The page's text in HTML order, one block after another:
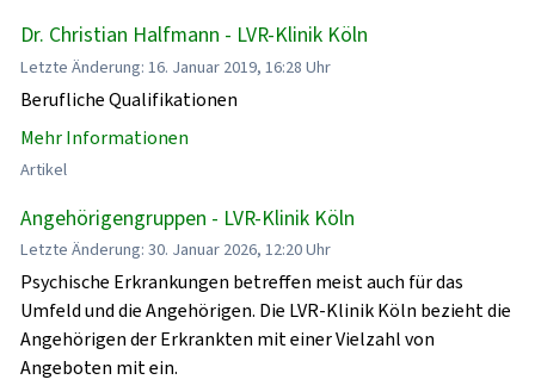
Dr. Christian Halfmann - LVR-Klinik Köln
Letzte Änderung: 16. Januar 2019, 16:28 Uhr
Berufliche Qualifikationen
Mehr Informationen
Artikel
Angehörigengruppen - LVR-Klinik Köln
Letzte Änderung: 30. Januar 2026, 12:20 Uhr
Psychische Erkrankungen betreffen meist auch für das
Umfeld und die Angehörigen. Die LVR-Klinik Köln bezieht die
Angehörigen der Erkrankten mit einer Vielzahl von
Angeboten mit ein.